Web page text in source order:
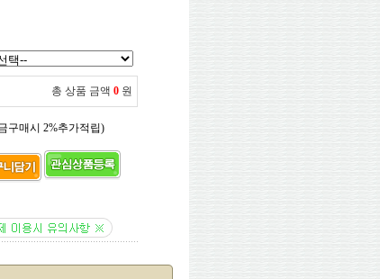
총 상품 금액 0 원
구매시 2%추가적립)